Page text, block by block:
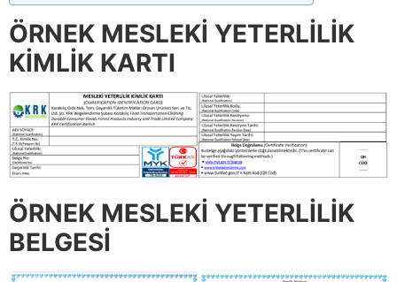
ÖRNEK MESLEKİ YETERLİLİK
KİMLİK KARTI
ÖRNEK MESLEKİ YETERLİLİK
BELGESİ